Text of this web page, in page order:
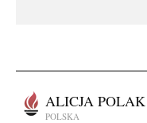
ALICJA POLAK
POLSKA